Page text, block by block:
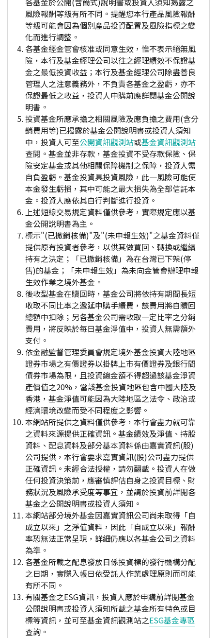
風險報酬等級有所不同。提醒您本行產品風險報酬
等級可能會因為個別產品投資配置及風險指標之變
化而進行調整。
各基金經金管會核准或同意生效，惟不表示絕無風
險，本行及基金經理公司以往之經理績效不保證基
金之最低投資收益；本行及基金經理公司除盡善良
管理人之注意義務外，不負責各基金之盈虧，亦不
保證最低之收益，投資人申購前應詳閱基金公開說
明書。
投資基金所應承擔之相關風險及應負擔之費用(含分
銷費用等)已揭露於基金公開說明書或投資人須知
中，投資人可至公開資訊觀測站或基金資訊觀測站
查閱。基金並非存款，基金投資不受存款保險、保
險安定基金或其他相關保障機制之保障，投資人需
自負盈虧。基金投資具投資風險，此一風險可能使
本金發生虧損，其中可能之最大損失為全部信託本
金。投資人應依其自行判斷進行投資。
上述短線交易規定資料僅供參考，實際規定應以基
金公開說明書為主。
標示"(已撤銷核備)"及"(未申報生效)"之基金資料僅
提供原有投資者參考，以供其做買回、轉換或繼續
持有之決定；「已撤銷核備」為在台灣已下架(停
售)的基金；「未申報生效」為未向金管會辦理申報
生效作業之境外基金。
後收型基金在贖回時，基金公司將依持有期間長短
收取不同比率之遞延申購手續費，該費用將自贖回
總額中扣除；另各基金公司需收取一定比率之分銷
費用，將反映於每日基金淨值中，投資人無需額外
支付。
依金融監督管理委員會規定境外基金投資大陸地區
證券市場之有價證券以掛牌上市有價證券及銀行間
債券市場為限，且投資總金額不得超過該基金淨資
產價值之20%，當該基金投資地區包含中國大陸及
香港，基金淨值可能因為大陸地區之法令、政治或
經濟環境改變而受不同程度之影響。
本網站所提供之資料僅供參考，本行會盡力就可靠
之資料來源提供正確資訊。基金績效及淨值、持股
資料、配息資料及部分基本資料係由嘉實資訊(股)
公司提供，本行會要求嘉實資訊(股)公司盡力提供
正確資訊。未經合法授權，請勿翻載。投資人在做
任何投資決策前，應審慎評估自身之投資目標、財
務狀況及風險承受度等事宜，並請於投資前詳閱各
基金之公開說明書或投資人須知。
本網站部分境外基金因嘉實資訊公司尚未取得「自
成立以來」之淨值資料，因此「自成立以來」報酬
率恐無法正常呈現，詳細仍應以各基金公司之資料
為準。
各基金所載之配息發放日係投資標的發行機構分配
之日期，實際入帳日依受託人作業處理原則而可能
有所不同。
有關基金之ESG資訊，投資人應於申購前詳閱基金
公開說明書或投資人須知所載之基金所有特色或目
標等資訊，並可至基金資訊觀測站之ESG基金專區
查詢。